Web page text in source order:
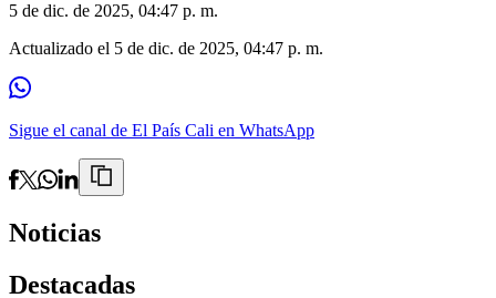
5 de dic. de 2025, 04:47 p. m.
Actualizado el 5 de dic. de 2025, 04:47 p. m.
Sigue el canal de El País Cali en WhatsApp
Noticias
Destacadas